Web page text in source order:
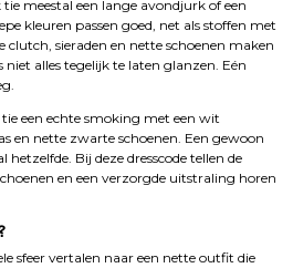
meestal een lange avondjurk of een
kleuren passen goed, net als stoffen met
clutch, sieraden en nette schoenen maken
alles tegelijk te laten glanzen. Eén
een echte smoking met een wit
en nette zwarte schoenen. Een gewoon
Bij deze dresscode tellen de
en een verzorgde uitstraling horen
sfeer vertalen naar een nette outfit die